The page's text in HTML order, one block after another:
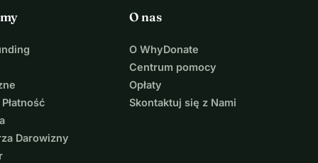
Darowizny
O nas
O WhyDonate
Centrum pomocy
Opłaty
Skontaktuj się z Nami